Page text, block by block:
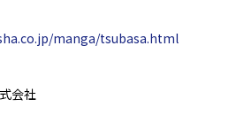
manga/tsubasa.html
会社